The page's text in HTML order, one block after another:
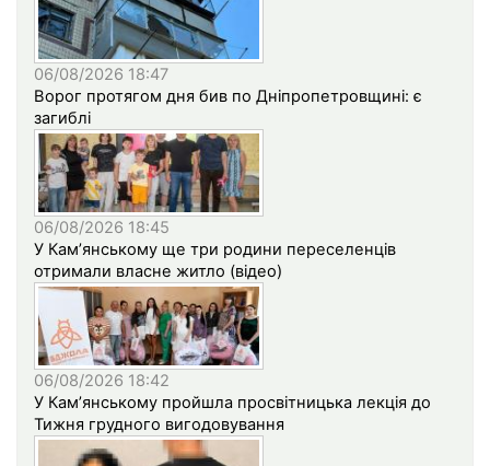
06/08/2026 18:47
Ворог протягом дня бив по Дніпропетровщині: є
загиблі
06/08/2026 18:45
У Кам’янському ще три родини переселенців
отримали власне житло (відео)
06/08/2026 18:42
У Кам’янському пройшла просвітницька лекція до
Тижня грудного вигодовування